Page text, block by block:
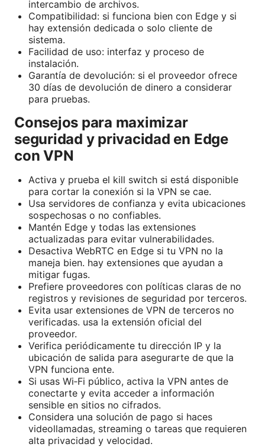
intercambio de archivos.
Compatibilidad: si funciona bien con Edge y si
hay extensión dedicada o solo cliente de
sistema.
Facilidad de uso: interfaz y proceso de
instalación.
Garantía de devolución: si el proveedor ofrece
30 días de devolución de dinero a considerar
para pruebas.
Consejos para maximizar
seguridad y privacidad en Edge
con VPN
Activa y prueba el kill switch si está disponible
para cortar la conexión si la VPN se cae.
Usa servidores de confianza y evita ubicaciones
sospechosas o no confiables.
Mantén Edge y todas las extensiones
actualizadas para evitar vulnerabilidades.
Desactiva WebRTC en Edge si tu VPN no la
maneja bien. hay extensiones que ayudan a
mitigar fugas.
Prefiere proveedores con políticas claras de no
registros y revisiones de seguridad por terceros.
Evita usar extensiones de VPN de terceros no
verificadas. usa la extensión oficial del
proveedor.
Verifica periódicamente tu dirección IP y la
ubicación de salida para asegurarte de que la
VPN funciona ente.
Si usas Wi‑Fi público, activa la VPN antes de
conectarte y evita acceder a información
sensible en sitios no cifrados.
Considera una solución de pago si haces
videollamadas, streaming o tareas que requieren
alta privacidad y velocidad.